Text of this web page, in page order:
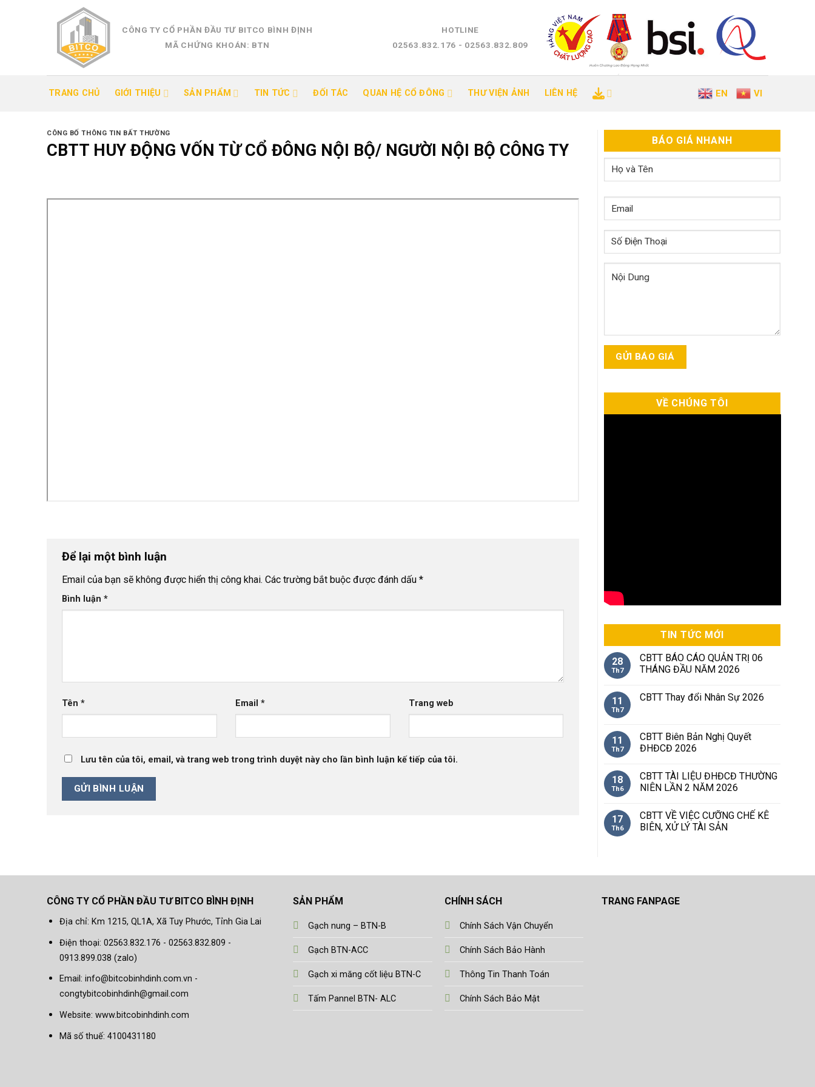
CÔNG TY CỔ PHẦN ĐẦU TƯ BITCO BÌNH ĐỊNH
MÃ CHỨNG KHOÁN: BTN
HOTLINE
02563.832.176 - 02563.832.809
TRANG CHỦ GIỚI THIỆU SẢN PHẨM TIN TỨC ĐỐI TÁC QUAN HỆ CỔ ĐÔNG THƯ VIỆN ẢNH LIÊN HỆ EN VI
CÔNG BỐ THÔNG TIN BẤT THƯỜNG
CBTT HUY ĐỘNG VỐN TỪ CỔ ĐÔNG NỘI BỘ/ NGƯỜI NỘI BỘ CÔNG TY
Để lại một bình luận
Email của bạn sẽ không được hiển thị công khai. Các trường bắt buộc được đánh dấu *
Bình luận *
Tên * Email * Trang web
Lưu tên của tôi, email, và trang web trong trình duyệt này cho lần bình luận kế tiếp của tôi.
BÁO GIÁ NHANH
VỀ CHÚNG TÔI
TIN TỨC MỚI
28
Th7
CBTT BÁO CÁO QUẢN TRỊ 06
THÁNG ĐẦU NĂM 2026
11
Th7
CBTT Thay đổi Nhân Sự 2026
11
Th7
CBTT Biên Bản Nghị Quyết
ĐHĐCĐ 2026
18
Th6
CBTT TÀI LIỆU ĐHĐCĐ THƯỜNG
NIÊN LẦN 2 NĂM 2026
17
Th6
CBTT VỀ VIỆC CƯỠNG CHẾ KÊ
BIÊN, XỬ LÝ TÀI SẢN
CÔNG TY CỔ PHẦN ĐẦU TƯ BITCO BÌNH ĐỊNH
Địa chỉ: Km 1215, QL1A, Xã Tuy Phước, Tỉnh Gia Lai
Điện thoại: 02563.832.176 - 02563.832.809 -
0913.899.038 (zalo)
Email: info@bitcobinhdinh.com.vn -
congtybitcobinhdinh@gmail.com
Website: www.bitcobinhdinh.com
Mã số thuế: 4100431180
SẢN PHẨM
Gạch nung – BTN-B
Gạch BTN-ACC
Gạch xi măng cốt liệu BTN-C
Tấm Pannel BTN- ALC
CHÍNH SÁCH
Chính Sách Vận Chuyển
Chính Sách Bảo Hành
Thông Tin Thanh Toán
Chính Sách Bảo Mật
TRANG FANPAGE